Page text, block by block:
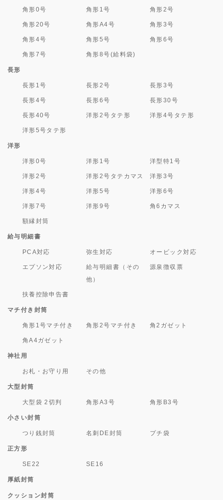
角形0号 角形1号 角形2号
角形20号 角形A4号 角形3号
角形4号 角形5号 角形6号
角形7号 角形8号(給料袋)
長形
長形1号 長形2号 長形3号
長形4号 長形6号 長形30号
長形40号 洋形2号タテ形 洋形4号タテ形
洋形5号タテ形
洋形
洋形0号 洋形1号 洋型特1号
洋形2号 洋形2号タテカマス 洋形3号
洋形4号 洋形5号 洋形6号
洋形7号 洋形9号 角6カマス
額縁封筒
給与明細書
PCA対応 弥生対応 オービック対応
エプソン対応
給与明細書（その
他）
源泉徴収票
扶養控除申告書
マチ付き封筒
角形1号マチ付き 角形2号マチ付き 角2ガゼット
角A4ガゼット
神社用
お札・お守り用 その他
大型封筒
大型袋 2切判 角形A3号 角形B3号
小さい封筒
つり銭封筒 名刺DE封筒 プチ袋
正方形
SE22 SE16
厚紙封筒
クッション封筒